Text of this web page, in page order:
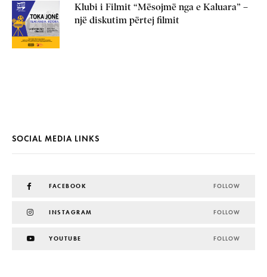
Klubi i Filmit “Mësojmë nga e Kaluara” –
një diskutim përtej filmit
SOCIAL MEDIA LINKS
FACEBOOK FOLLOW
INSTAGRAM FOLLOW
YOUTUBE FOLLOW